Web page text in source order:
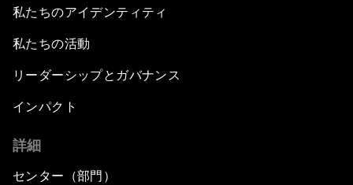
私たちのアイデンティティ
私たちの活動
リーダーシップとガバナンス
インパクト
詳細
センター（部門）